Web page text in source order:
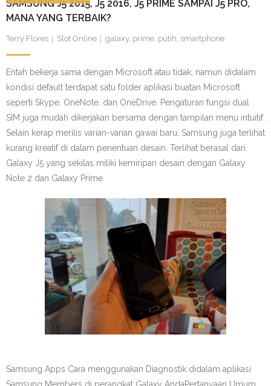
SAMSUNG J5 2015, J5 2016, J5 PRIME SAMPAI J5 PRO,
MANA YANG TERBAIK?
Terry Flores Slot Online galaxy, prime, putih, smartphone
Entah bekerja sama dengan Microsoft atau tidak, namun didalam
kondisi default terdapat satu folder aplikasi buatan Microsoft
seperti Skype, OneNote, dan OneDrive. Pengaturan fungsi dual
SIM juga mudah dikerjakan bersama dengan tampilan menu intuitif.
Selain kerap merilis varian-varian gawai baru, Samsung juga terlihat
kurang kreatif di dalam penentuan desain. Terlihat berasal dari
Galaxy J5 yang sekilas miliki kemiripan desain dengan Galaxy
Note 2 dan Galaxy Prime.
Samsung Apps Cara menggunakan Diagnostik didalam aplikasi